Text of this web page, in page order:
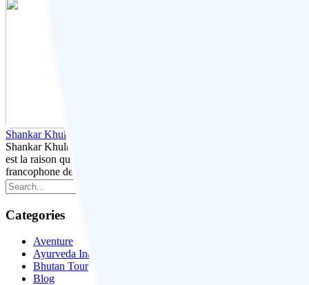
Shankar Khulbey
Shankar Khulbey est le co-fondateur de Location Voiture en Inde et
est la raison qui l'a poussé à fonder Location Voiture en Inde.
francophone depuis 1997 jusqu'à 2015. Vsiter partout l'Inde, Népal,
Categories
Aventure
Ayurveda India
Bhutan Tour
Blog